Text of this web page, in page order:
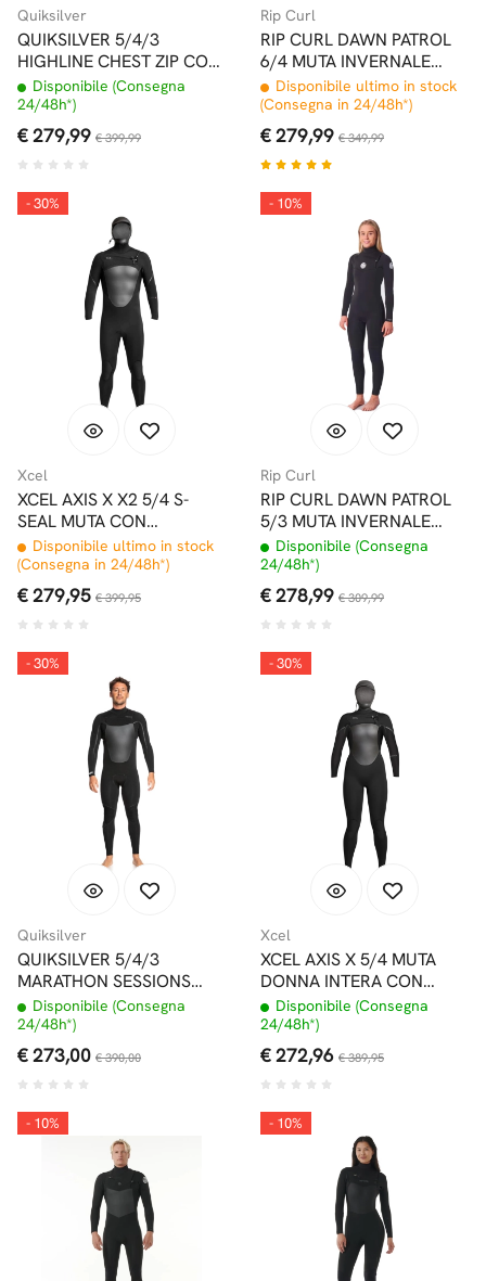
Quiksilver
QUIKSILVER 5/4/3
HIGHLINE CHEST ZIP CON
CAPPUCCIO MUTA INTERA
BLACK
Disponibile (Consegna
24/48h*)
€ 279,99 € 399,99
Rip Curl
RIP CURL DAWN PATROL
6/4 MUTA INVERNALE
CHEST ZIP CON
CAPPUCCIO
Disponibile ultimo in stock
(Consegna in 24/48h*)
€ 279,99 € 349,99
- 30%
Xcel
XCEL AXIS X X2 5/4 S-
SEAL MUTA CON
CAPPUCCIO
Disponibile ultimo in stock
(Consegna in 24/48h*)
€ 279,95 € 399,95
- 10%
Rip Curl
RIP CURL DAWN PATROL
5/3 MUTA INVERNALE
DONNA FRONT ZIP
Disponibile (Consegna
24/48h*)
€ 278,99 € 309,99
- 30%
Quiksilver
QUIKSILVER 5/4/3
MARATHON SESSIONS
CHEST ZIP MUTA INTERA
BLACK
Disponibile (Consegna
24/48h*)
€ 273,00 € 390,00
- 30%
Xcel
XCEL AXIS X 5/4 MUTA
DONNA INTERA CON
CAPPUCCIO
Disponibile (Consegna
24/48h*)
€ 272,96 € 389,95
- 10% - 10%